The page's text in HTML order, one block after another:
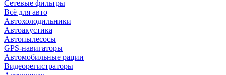
Сетевые фильтры
Всё для авто
Автохолодильники
Автоакустика
Автопылесосы
GPS-навигаторы
Автомобильные рации
Видеорегистраторы